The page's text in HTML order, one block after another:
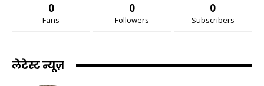
0
Fans
0
Followers
0
Subscribers
लेटेस्ट न्यूज़